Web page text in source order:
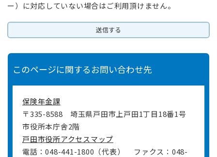
ー）に対応していない場合はご利用頂けません。
このページに関するお問い合わせ先
保険年金課
〒335-8588
埼玉県戸田市上戸田1丁目18番1号
市役所本庁舎2階
戸田市役所アクセスマップ
電話：048-441-1800（代表）
ファクス：048-